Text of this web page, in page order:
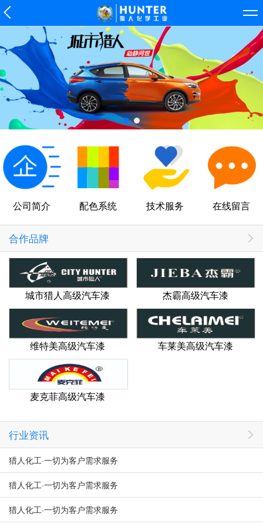
公司简介 配色系统 技术服务 在线留言
合作品牌
城市猎人高级汽车漆 杰霸高级汽车漆
维特美高级汽车漆 车莱美高级汽车漆
麦克菲高级汽车漆
行业资讯
猎人化工·一切为客户需求服务
猎人化工·一切为客户需求服务
猎人化工·一切为客户需求服务